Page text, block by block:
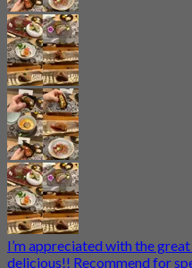
I’m appreciated with the
delicious!! Recommend for